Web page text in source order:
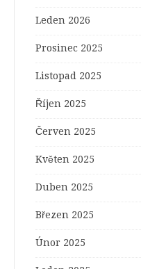
Leden 2026
Prosinec 2025
Listopad 2025
Říjen 2025
Červen 2025
Květen 2025
Duben 2025
Březen 2025
Únor 2025